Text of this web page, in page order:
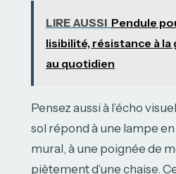
LIRE AUSSI Pendule
lisibilité, résistance à
au quotidien
Pensez aussi à l’écho
sol répond à une lampe
mural, à une poignée de
piètement d’une chaise.